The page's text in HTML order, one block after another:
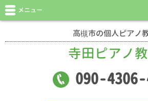
高槻市の個人ピアノ
寺田ピアノ
090-4306-
メニュー